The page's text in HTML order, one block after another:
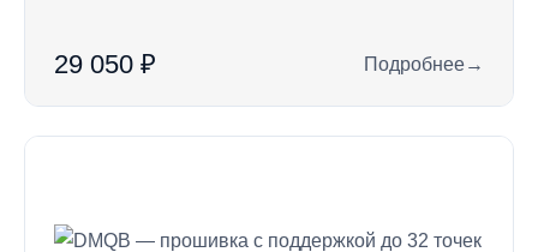
29 050 ₽ Подробнее
: RC8 — панель с
→